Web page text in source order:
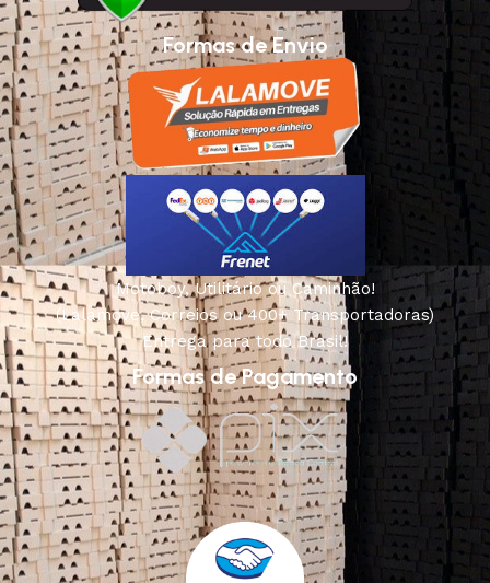
Formas de Envio
Motoboy, Utilitário ou Caminhão!
(Lalamove, Correios ou 400+ Transportadoras)
Entrega para todo Brasil!
Formas de Pagamento